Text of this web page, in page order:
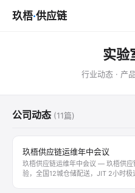
玖梧·供应链
实验
行业动态 · 产
公司动态 (11篇)
玖梧供应链运维年中会议
玖梧供应链运维年中会议 — 玖梧供
验，全国12城仓储配送，JIT 2小时极